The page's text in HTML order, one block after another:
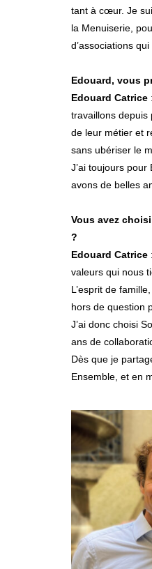
tant à cœur. Je
la Menuiserie,
d’associations
Edouard, vous
Edouard Catrice
travaillons depuis
de leur métier et
sans ubériser le
J’ai toujours
avons de belles
Vous avez
?
Edouard Catrice
valeurs qui nous
L’esprit de
hors de question
J’ai donc choisi
ans de
Dès que je
Ensemble, et en